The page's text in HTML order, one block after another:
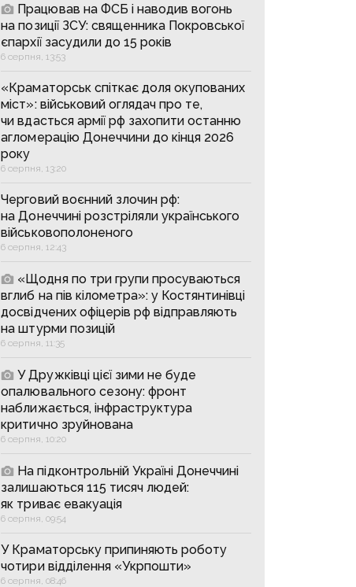
Працював на ФСБ і наводив вогонь
на позиції ЗСУ: священника Покровської
єпархії засудили до 15 років
6 серпня, 13:53
«Краматорськ спіткає доля окупованих
міст»: військовий оглядач про те,
чи вдасться армії рф захопити останню
агломерацію Донеччини до кінця 2026
року
6 серпня, 13:20
Черговий воєнний злочин рф:
на Донеччині розстріляли українського
військовополоненого
6 серпня, 12:43
«Щодня по три групи просуваються
вглиб на пів кілометра»: у Костянтинівці
досвідчених офіцерів рф відправляють
на штурми позицій
6 серпня, 11:35
У Дружківці цієї зими не буде
опалювального сезону: фронт
наближається, інфраструктура
критично зруйнована
6 серпня, 10:20
На підконтрольній Україні Донеччині
залишаються 115 тисяч людей:
як триває евакуація
6 серпня, 09:54
У Краматорську припиняють роботу
чотири відділення «Укрпошти»
6 серпня, 08:46